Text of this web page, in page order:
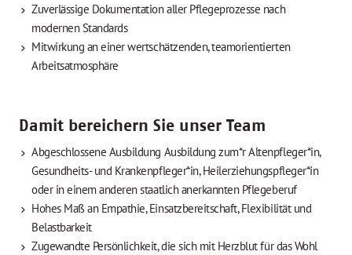
Zuverlässige Dokumentation aller Pflegeprozesse nach
modernen Standards
Mitwirkung an einer wertschätzenden, teamorientierten
Arbeitsatmosphäre
Damit bereichern Sie unser Team
Abgeschlossene Ausbildung Ausbildung zum*r Altenpfleger*in,
Gesundheits- und Krankenpfleger*in, Heilerziehungspfleger*in
oder in einem anderen staatlich anerkannten Pflegeberuf
Hohes Maß an Empathie, Einsatzbereitschaft, Flexibilität und
Belastbarkeit
Zugewandte Persönlichkeit, die sich mit Herzblut für das Wohl